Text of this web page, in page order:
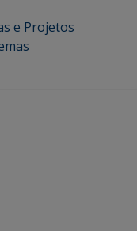
e Projetos